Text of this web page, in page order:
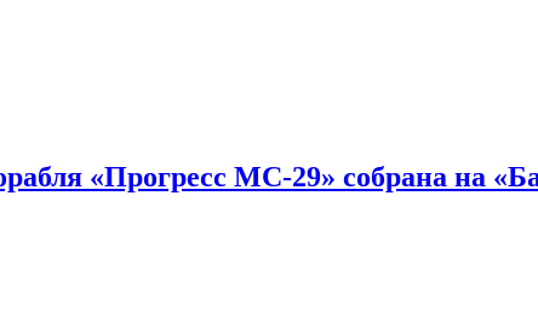
«Прогресс МС-29» собрана на